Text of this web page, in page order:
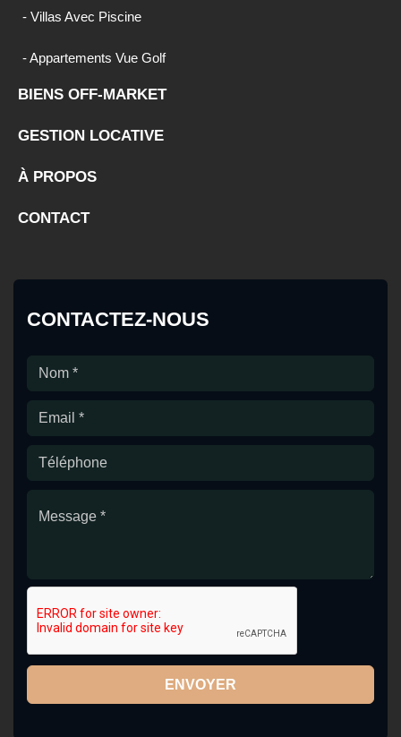
- Villas Avec Piscine
- Appartements Vue Golf
BIENS OFF-MARKET
GESTION LOCATIVE
À PROPOS
CONTACT
CONTACTEZ-NOUS
ENVOYER